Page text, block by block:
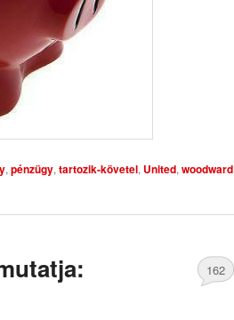
, pénzügy, tartozik-követel, United, woodward
162